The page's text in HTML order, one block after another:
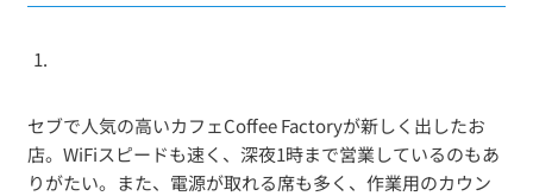
セブで人気の高いカフェCoffee Factoryが新しく出したお
店。WiFiスピードも速く、深夜1時まで営業しているのもあ
りがたい。また、電源が取れる席も多く、作業用のカウン